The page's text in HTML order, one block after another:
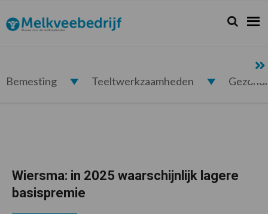
de
hoofdnavigatie
de
hoofd
de
eerste
de
voettekst
Melkveebedrijf.nl Zoeken...
Zoek
Bemesting Teeltwerkzaamheden
Wiersma: in 2025 waarschijnlijk lagere
basispremie